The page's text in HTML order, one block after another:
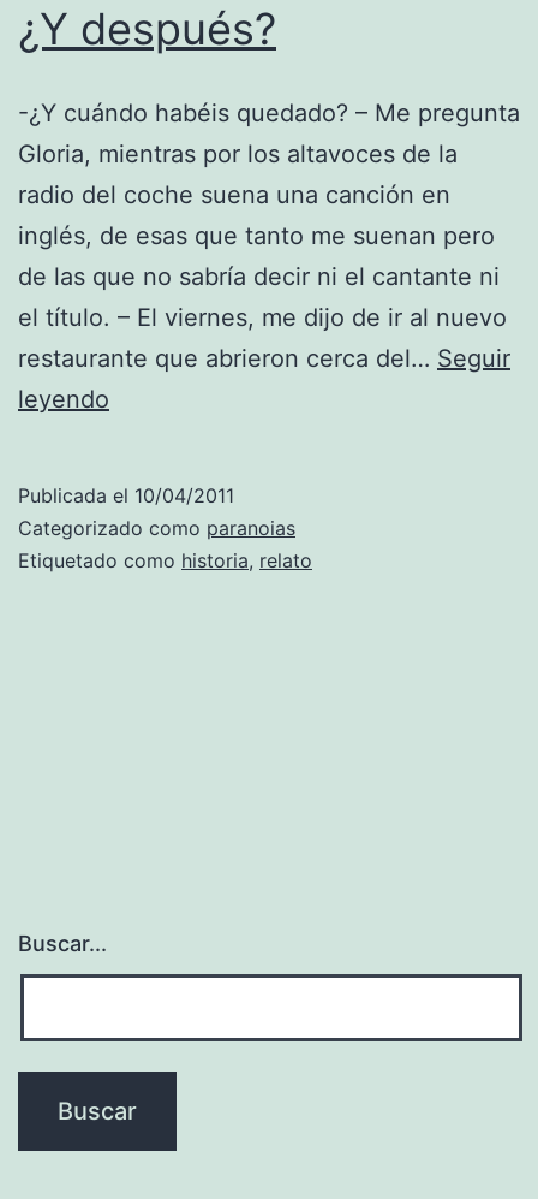
¿Y después?
-¿Y cuándo habéis quedado? – Me pregunta
Gloria, mientras por los altavoces de la
radio del coche suena una canción en
inglés, de esas que tanto me suenan pero
de las que no sabría decir ni el cantante ni
el título. – El viernes, me dijo de ir al nuevo
restaurante que abrieron cerca del… Seguir
leyendo
Publicada el 10/04/2011
Categorizado como paranoias
Etiquetado como historia, relato
Buscar...